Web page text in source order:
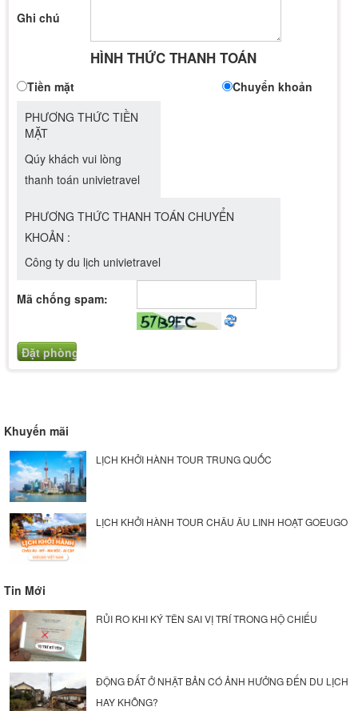
Ghi chú
HÌNH THỨC THANH TOÁN
Tiền mặt
Chuyển khoản
PHƯƠNG THỨC TIỀN
MẶT
Qúy khách vui lòng
thanh toán univietravel
PHƯƠNG THỨC THANH TOÁN CHUYỂN
KHOẢN :
Công ty du lịch univietravel
Mã chống spam:
Khuyến mãi
LỊCH KHỞI HÀNH TOUR TRUNG QUỐC
LỊCH KHỞI HÀNH TOUR CHÂU ÂU LINH HOẠT GOEUGO
Tin Mới
RỦI RO KHI KÝ TÊN SAI VỊ TRÍ TRONG HỘ CHIẾU
ĐỘNG ĐẤT Ở NHẬT BẢN CÓ ẢNH HƯỞNG ĐẾN DU LỊCH
HAY KHÔNG?